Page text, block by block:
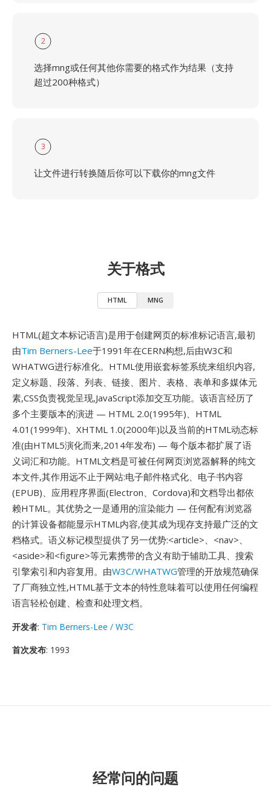
2
选择mng或任何其他你需要的格式作为结果（支持
超过200种格式）
3
让文件进行转换随后你可以下载你的mng文件
关于格式
HTML MNG
HTML(超文本标记语言)是用于创建网页的标准标记语言,最初
由Tim Berners-Lee于1991年在CERN构想,后由W3C和
WHATWG进行标准化。HTML使用嵌套标签系统来组织内容,
定义标题、段落、列表、链接、图片、表格、表单和多媒体元
素,CSS负责视觉呈现,JavaScript添加交互功能。该语言经历了
多个主要版本的演进 — HTML 2.0(1995年)、HTML
4.01(1999年)、XHTML 1.0(2000年)以及当前的HTML动态标
准(由HTML5演化而来,2014年发布) — 每个版本都扩展了语
义词汇和功能。HTML文档是可被任何网页浏览器解释的纯文
本文件,其作用远不止于网站:电子邮件格式化、电子书内容
(EPUB)、应用程序界面(Electron、Cordova)和文档导出都依
赖HTML。其优势之一是通用的渲染能力 — 任何配有浏览器
的计算设备都能显示HTML内容,使其成为现存支持最广泛的文
档格式。语义标记模型提供了另一优势:<article>、<nav>、
<aside>和<figure>等元素携带的含义有助于辅助工具、搜索
引擎索引和内容复用。由W3C/WHATWG管理的开放规范确保
了厂商独立性,HTML基于文本的特性意味着可以使用任何编程
语言轻松创建、检查和处理文档。
开发者: Tim Berners-Lee / W3C
首次发布: 1993
经常问的问题